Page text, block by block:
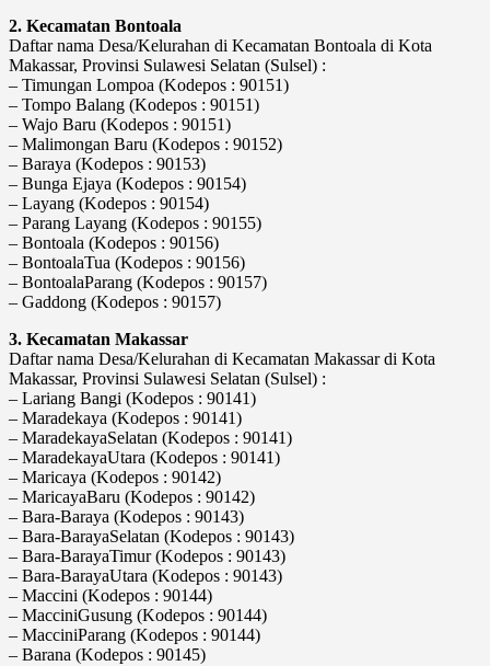
2. Kecamatan Bontoala
Daftar nama Desa/Kelurahan di Kecamatan Bontoala di Kota
Makassar, Provinsi Sulawesi Selatan (Sulsel) :
– Timungan Lompoa (Kodepos : 90151)
– Tompo Balang (Kodepos : 90151)
– Wajo Baru (Kodepos : 90151)
– Malimongan Baru (Kodepos : 90152)
– Baraya (Kodepos : 90153)
– Bunga Ejaya (Kodepos : 90154)
– Layang (Kodepos : 90154)
– Parang Layang (Kodepos : 90155)
– Bontoala (Kodepos : 90156)
– BontoalaTua (Kodepos : 90156)
– BontoalaParang (Kodepos : 90157)
– Gaddong (Kodepos : 90157)
3. Kecamatan Makassar
Daftar nama Desa/Kelurahan di Kecamatan Makassar di Kota
Makassar, Provinsi Sulawesi Selatan (Sulsel) :
– Lariang Bangi (Kodepos : 90141)
– Maradekaya (Kodepos : 90141)
– MaradekayaSelatan (Kodepos : 90141)
– MaradekayaUtara (Kodepos : 90141)
– Maricaya (Kodepos : 90142)
– MaricayaBaru (Kodepos : 90142)
– Bara-Baraya (Kodepos : 90143)
– Bara-BarayaSelatan (Kodepos : 90143)
– Bara-BarayaTimur (Kodepos : 90143)
– Bara-BarayaUtara (Kodepos : 90143)
– Maccini (Kodepos : 90144)
– MacciniGusung (Kodepos : 90144)
– MacciniParang (Kodepos : 90144)
– Barana (Kodepos : 90145)